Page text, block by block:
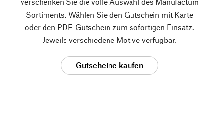
Sortiments. Wählen Sie den Gutschein mit Karte
oder den PDF-Gutschein zum sofortigen Einsatz.
Jeweils verschiedene Motive verfügbar.
Gutscheine kaufen